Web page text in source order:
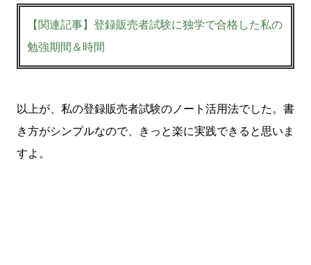
【関連記事】登録販売者試験に独学で合格した私の
勉強期間＆時間
以上が、私の登録販売者試験のノート活用法でした。書
き方がシンプルなので、きっと楽に実践できると思いま
すよ。